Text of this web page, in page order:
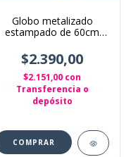
Globo metalizado
estampado de 60cm
tortuga
$2.390,00
$2.151,00 con
Transferencia o
depósito